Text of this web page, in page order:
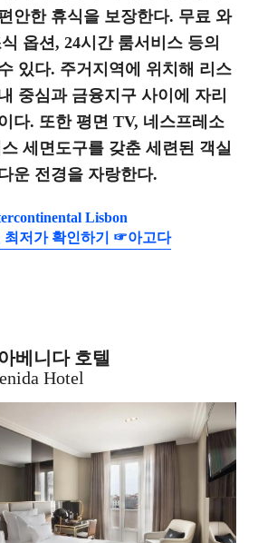
안한 휴식을 보장한다. 무료 와
옵션, 24시간 룸서비스 등의
있다. 주거지역에 위치해 리스
중심과 금융지구 사이에 자리
다. 또한 평면 TV, 네스프레소
세면도구를 갖춘 세련된 객실
운 전경을 자랑한다.
Lisbon
저가 확인하기 ☞아고다
베니다 호텔
Hotel